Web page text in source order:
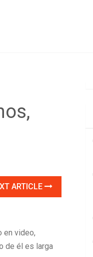
ARTICLE
en video,
de él es larga